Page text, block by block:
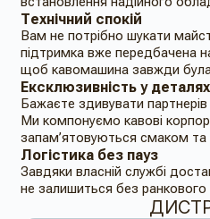
Технічний спокій
Вам не потрібно шукати
підтримка вже передбачена
щоб кавомашина завжди
Ексклюзивність у деталях
Бажаєте здивувати партнерів
Ми компонуємо кавові
запам’ятовуються смаком та
Логістика без пауз
Завдяки власній службі
не залишиться без ранкового